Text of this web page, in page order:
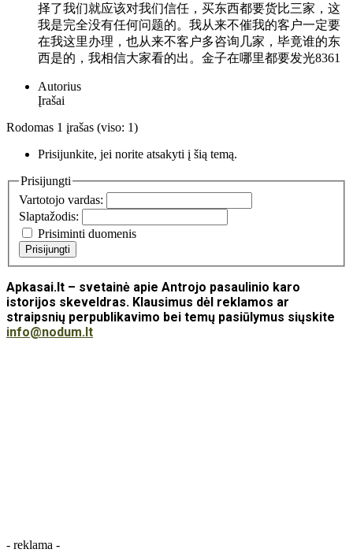
择了我们就应该对我们信任，买东西都要货比三家，这
我是完全没有任何问题的。我从来不催我的客户一定要
在我这里办理，也从来不客户多咨询几家，毕竟谁的东
西是的，我相信大家看的出。金子在哪里都要发光8361
Autorius
Įrašai
Rodomas 1 įrašas (viso: 1)
Prisijunkite, jei norite atsakyti į šią temą.
Prisijungti
Vartotojo vardas:
Slaptažodis:
Prisiminti duomenis
Prisijungti
Apkasai.lt – svetainė apie Antrojo pasaulinio karo
istorijos skeveldras. Klausimus dėl reklamos ar
straipsnių perpublikavimo bei temų pasiūlymus siųskite
info@nodum.lt
- reklama -